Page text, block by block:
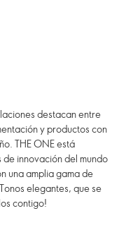
destacan entre
y productos con
THE ONE está
innovación del mundo
una amplia gama de
elegantes, que se
contigo!